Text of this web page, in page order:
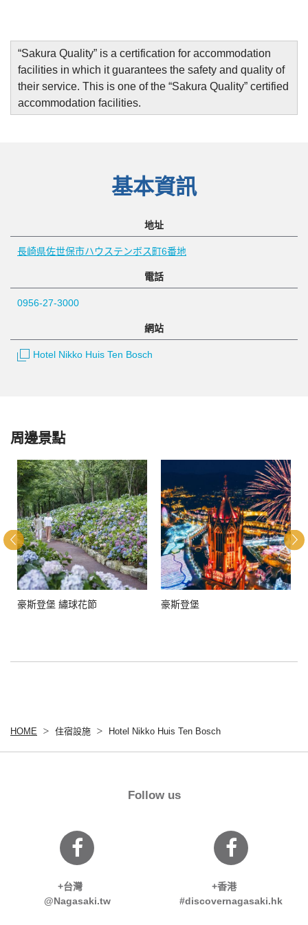
“Sakura Quality” is a certification for accommodation
facilities in which it guarantees the safety and quality of
their service. This is one of the “Sakura Quality” certified
accommodation facilities.
基本資訊
地址
長崎県佐世保市ハウステンボス町6番地
電話
0956-27-3000
網站
Hotel Nikko Huis Ten Bosch
周邊景點
豪斯登堡 繡球花節 豪斯登堡
HOME 住宿設施 Hotel Nikko Huis Ten Bosch
Follow us
+台灣
@Nagasaki.tw
+香港
#discovernagasaki.hk